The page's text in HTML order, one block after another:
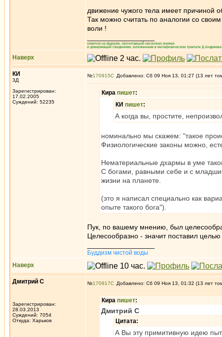
движение чужого тела имеет причиной
Так можно считать по аналогии со
воли !
новичок на форуме, прочитавший несколько книжек
и доверяющий сведениям, изложенным в метафизическом трактате
Наверх
КИ
3Д
Зарегистрирован:
17.02.2005
Суждений: 52235
№170915 Добавлено: Сб 09 Ноя 13, 01:27 (13 лет
Кира пишет:
КИ пишет:
А когда вы, простите,
номинально мы скажем: "такое
Физиологические законы можно,
Нематериальные дхармы в уме
С богами, равными себе и с
жизни на планете.
(это я написал специально как
опыте такого бога").
Пук, по вашему мнению, был
Целесообразно - значит поставил
Буддизм чистой воды
Наверх
Дмитрий С
Зарегистрирован:
28.03.2013
Суждений: 7054
Откуда: Харьков
№170917 Добавлено: Сб 09 Ноя 13, 01:32 (13 лет
Кира пишет:
Дмитрий С
Цитата:
А Вы эту примитивную идею